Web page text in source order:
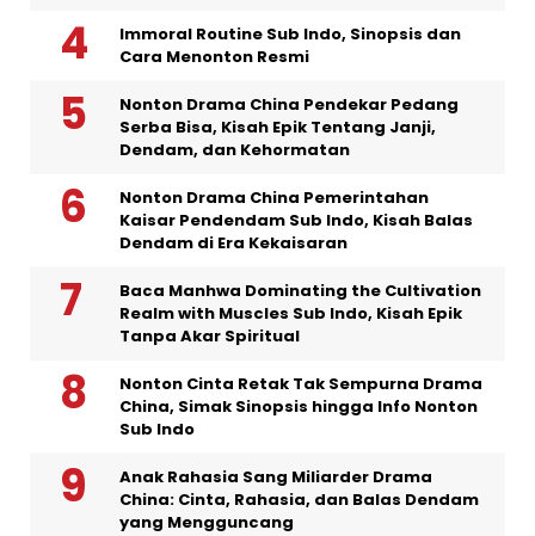
Immoral Routine Sub Indo, Sinopsis dan
Cara Menonton Resmi
Nonton Drama China Pendekar Pedang
Serba Bisa, Kisah Epik Tentang Janji,
Dendam, dan Kehormatan
Nonton Drama China Pemerintahan
Kaisar Pendendam Sub Indo, Kisah Balas
Dendam di Era Kekaisaran
Baca Manhwa Dominating the Cultivation
Realm with Muscles Sub Indo, Kisah Epik
Tanpa Akar Spiritual
Nonton Cinta Retak Tak Sempurna Drama
China, Simak Sinopsis hingga Info Nonton
Sub Indo
Anak Rahasia Sang Miliarder Drama
China: Cinta, Rahasia, dan Balas Dendam
yang Mengguncang